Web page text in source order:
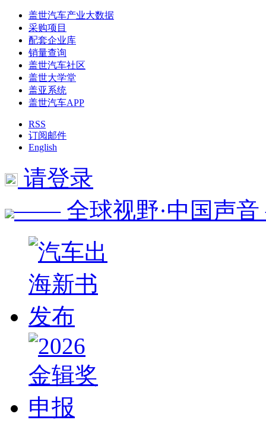
盖世汽车产业大数据
采购项目
配套企业库
销量查询
盖世汽车社区
盖世大学堂
盖亚系统
盖世汽车APP
RSS
订阅邮件
English
请登录
—— 全球视野·中国声